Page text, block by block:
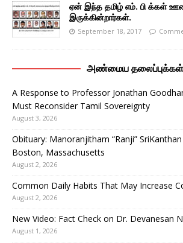
ஏன் இந்த தமிழ் எம். பி க்கள்
இருக்கின்றார்கள்.
September 18, 2017
அண்மைய தலைப்புக்கள்
A Response to Professor Jonathan
Must Reconsider Tamil Sovereignty
August 3, 2026
Obituary: Manoranjitham “Ranji”
Boston, Massachusetts
August 2, 2026
Common Daily Habits That May Increase
August 2, 2026
New Video: Fact Check on Dr. Devanesan
August 1, 2026